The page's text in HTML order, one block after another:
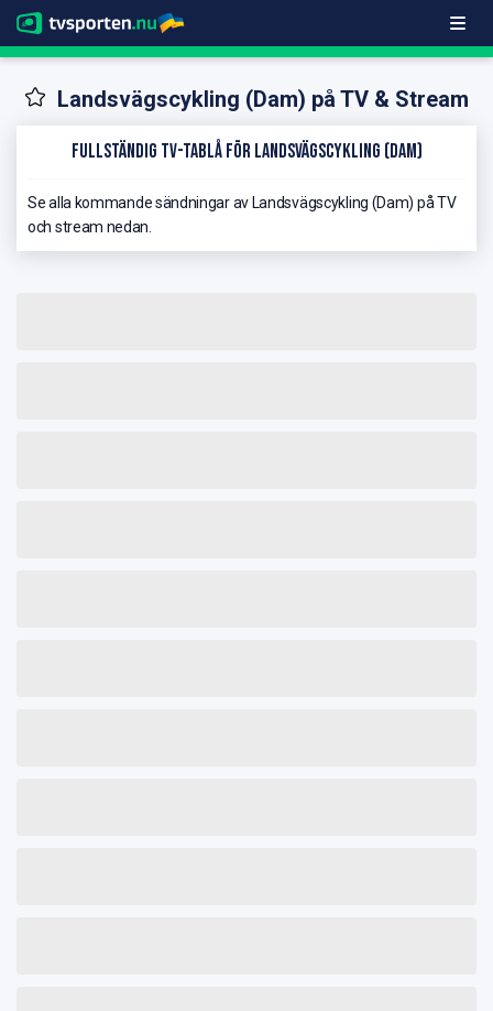
Landsvägscykling (Dam) på TV & Stream
Fullständig TV-Tablå för Landsvägscykling (Dam)
Se alla kommande sändningar av Landsvägscykling (Dam) på TV
och stream nedan.